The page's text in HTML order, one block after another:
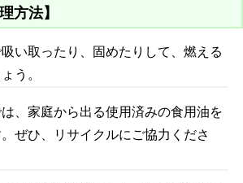
方法】
い取ったり、固めたりして、燃える
う。
、家庭から出る使用済みの食用油を
ぜひ、リサイクルにご協力くださ